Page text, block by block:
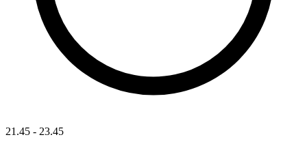
21.45 - 23.45